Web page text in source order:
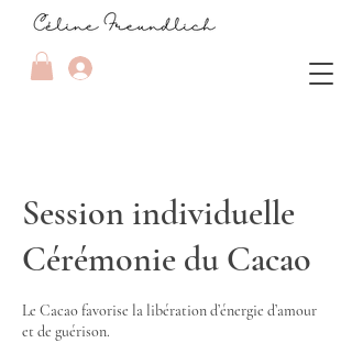
Session individuelle
Cérémonie du Cacao
Le Cacao favorise la libération d’énergie d’amour
et de guérison.